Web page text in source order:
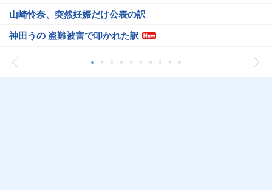
山崎怜奈、突然妊娠だけ公表の訳
神田うの 盗難被害で叩かれた訳